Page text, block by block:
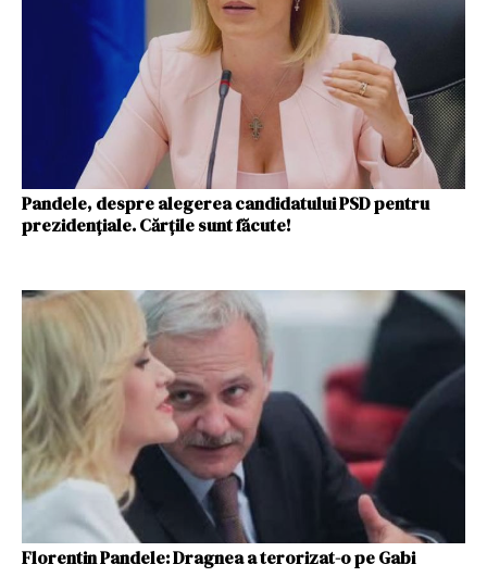
Pandele, despre alegerea candidatului PSD pentru
prezidențiale. Cărțile sunt făcute!
Florentin Pandele: Dragnea a terorizat-o pe Gabi